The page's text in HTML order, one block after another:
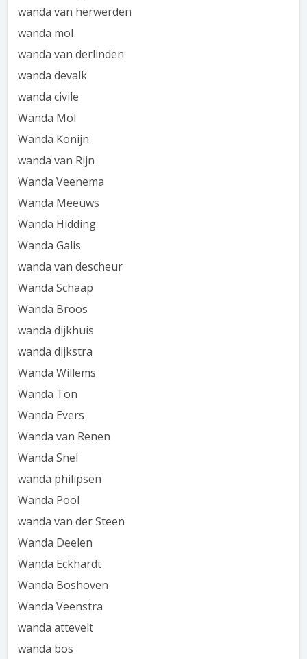
wanda van herwerden
wanda mol
wanda van derlinden
wanda devalk
wanda civile
Wanda Mol
Wanda Konijn
wanda van Rijn
Wanda Veenema
Wanda Meeuws
Wanda Hidding
Wanda Galis
wanda van descheur
Wanda Schaap
Wanda Broos
wanda dijkhuis
wanda dijkstra
Wanda Willems
Wanda Ton
Wanda Evers
Wanda van Renen
Wanda Snel
wanda philipsen
Wanda Pool
wanda van der Steen
Wanda Deelen
Wanda Eckhardt
Wanda Boshoven
Wanda Veenstra
wanda attevelt
wanda bos